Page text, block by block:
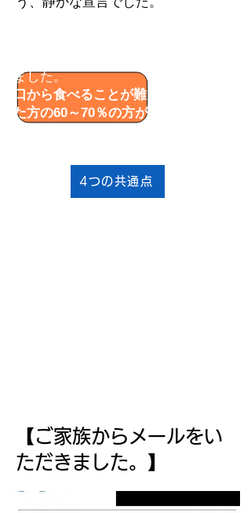
ました。
口から食べることが難しいと言われ
た方の60～70％の方が食べられた4
4つの共通点
【ご家族からメールをい
ただきました。】